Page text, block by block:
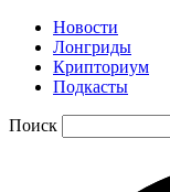
Новости
Лонгриды
Крипториум
Подкасты
Поиск